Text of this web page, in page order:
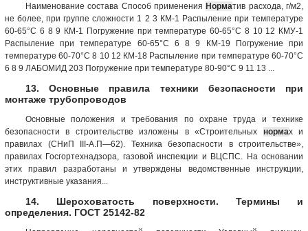
Наименование состава Способ примененияНорматив расхода, г/м2,
не более, при группе сложности 1 2 3 КМ-1 Распыление при температуре
60-65°С 6 8 9 КМ-1 Погружение при температуре 60-65°С 8 10 12 КМУ-1
Распыление при температуре 60-65°С 6 8 9 КМ-19 Погружение при
температуре 60-70°С 8 10 12 КМ-18 Распыление при температуре 60-70°С
6 8 9 ЛАБОМИД 203 Погружение при температуре 80-90°С 9 11 13 ...
13. Основные правила техники безопасности при
монтаже трубопроводов
Основные положения и требования по охране труда и технике
безопасности в строительстве изложены в «Строительных нормах и
правилах (СНиП III-А.П—62). Техника безопасности в строительстве»,
правилах Госгортехнадзора, газовой инспекции и ВЦСПС. На основании
этих правил разработаны и утверждены ведомственные инструкции,
инструктивные указания...
14. Шероховатость поверхности. Термины и
определения. ГОСТ 25142-82